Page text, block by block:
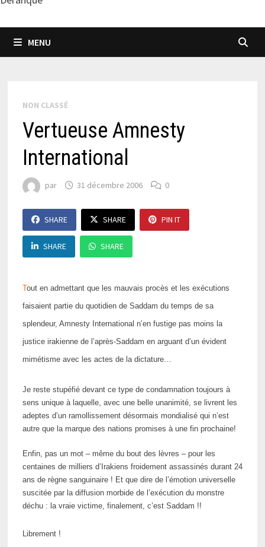
MENU
NON CLASSÉ
Vertueuse Amnesty
International
par 31 décembre 2006 0
SHARE SHARE PIN IT
SHARE SHARE
Tout en admettant que les mauvais procès et les exécutions
faisaient partie du quotidien de Saddam du temps de sa
splendeur, Amnesty International n’en fustige pas moins la
justice irakienne de l’après-Saddam en arguant d’un évident
mimétisme avec les actes de la dictature…
Je reste stupéfié devant ce type de condamnation toujours à
sens unique à laquelle, avec une belle unanimité, se livrent les
adeptes d’un ramollissement désormais mondialisé qui n’est
autre que la marque des nations promises à une fin prochaine!
Enfin, pas un mot – même du bout des lèvres – pour les
centaines de milliers d’Irakiens froidement assassinés durant 24
ans de règne sanguinaire ! Et que dire de l’émotion universelle
suscitée par la diffusion morbide de l’exécution du monstre
déchu : la vraie victime, finalement, c’est Saddam !!
Librement !